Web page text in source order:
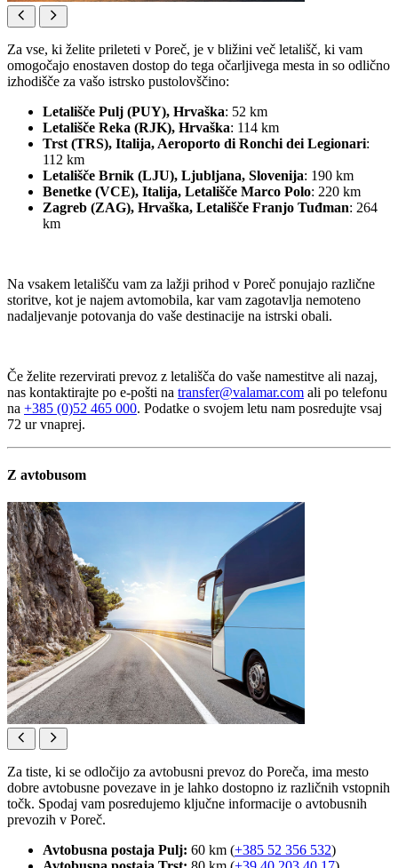
Za vse, ki želite prileteti v Poreč, je v bližini več letališč, ki vam
omogočajo enostaven dostop do tega očarljivega mesta in so odlično
izhodišče za vašo istrsko pustolovščino:
Letališče Pulj (PUY), Hrvaška: 52 km
Letališče Reka (RJK), Hrvaška: 114 km
Trst (TRS), Italija, Aeroporto di Ronchi dei Legionari:
112 km
Letališče Brnik (LJU), Ljubljana, Slovenija: 190 km
Benetke (VCE), Italija, Letališče Marco Polo: 220 km
Zagreb (ZAG), Hrvaška, Letališče Franjo Tuđman: 264
km
Na vsakem letališču vam za lažji prihod v Poreč ponujajo različne
storitve, kot je najem avtomobila, kar vam zagotavlja nemoteno
nadaljevanje potovanja do vaše destinacije na istrski obali.
Če želite rezervirati prevoz z letališča do vaše namestitve ali nazaj,
nas kontaktirajte po e-pošti na transfer@valamar.com ali po telefonu
na +385 (0)52 465 000. Podatke o svojem letu nam posredujte vsaj
72 ur vnaprej.
Z avtobusom
Za tiste, ki se odločijo za avtobusni prevoz do Poreča, ima mesto
dobre avtobusne povezave in je lahko dostopno iz različnih vstopnih
točk. Spodaj vam posredujemo ključne informacije o avtobusnih
prevozih v Poreč.
Avtobusna postaja Pulj: 60 km (+385 52 356 532)